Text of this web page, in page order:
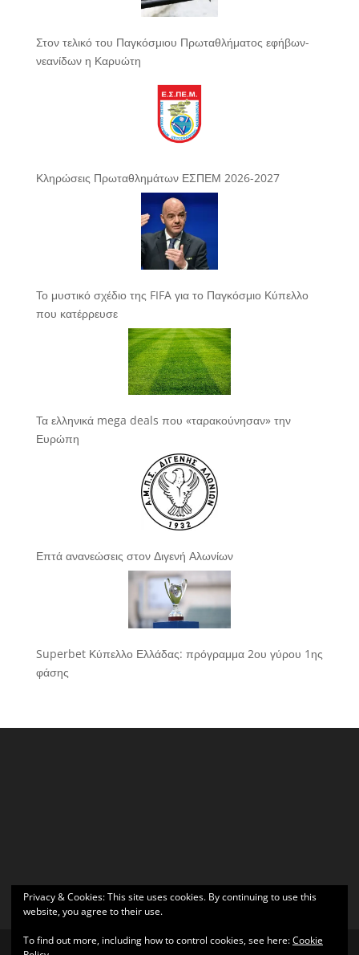
Στον τελικό του Παγκόσμιου Πρωταθλήματος εφήβων-
νεανίδων η Καρυώτη
Κληρώσεις Πρωταθλημάτων ΕΣΠΕΜ 2026-2027
Το μυστικό σχέδιο της FIFA για το Παγκόσμιο Κύπελλο
που κατέρρευσε
Τα ελληνικά mega deals που «ταρακούνησαν» την
Ευρώπη
Επτά ανανεώσεις στον Διγενή Αλωνίων
Superbet Κύπελλο Ελλάδας: πρόγραμμα 2ου γύρου 1ης
φάσης
Privacy & Cookies: This site uses cookies. By continuing to use this
website, you agree to their use.
To find out more, including how to control cookies, see here:Cookie